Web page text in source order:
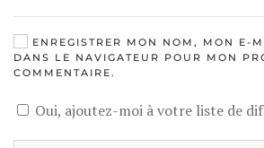
ENREGISTRER MON NOM, MON E-
DANS LE NAVIGATEUR POUR MON
COMMENTAIRE.
Oui, ajoutez-moi à votre liste de